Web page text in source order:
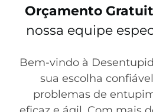
Orçamento
nossa equipe
Bem-vindo à
sua escolha
problemas de